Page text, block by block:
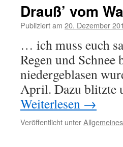
Drauß’ vom
Publiziert am 20. Dezember
… ich muss euch
Regen und
niedergeblasen
April. Dazu blitzte
Weiterlesen →
Veröffentlicht unterAllgemeines